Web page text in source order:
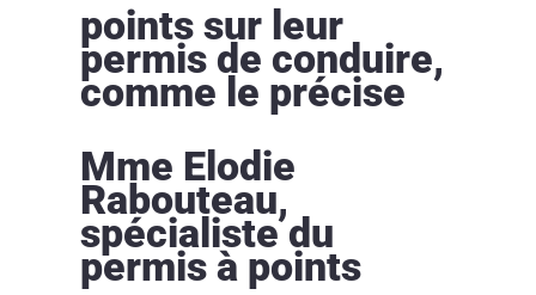
points sur leur
permis de conduire,
comme le précise
Mme Elodie
Rabouteau,
spécialiste du
permis à points